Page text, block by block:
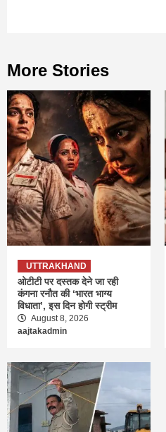
More Stories
UTTRAKHAND
ओटीटी पर दस्तक देने जा रही
कंगना रनौत की ‘भारत भाग्य
विधाता’, इस दिन होगी स्ट्रीम
August 8, 2026
aajtakadmin